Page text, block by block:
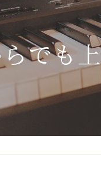
スタッフ
でも